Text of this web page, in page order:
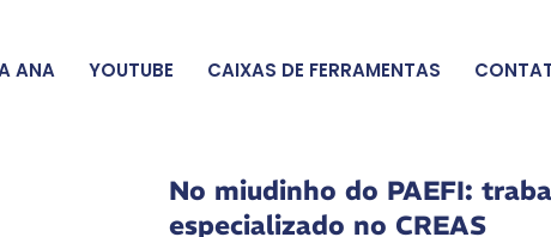
ANA YOUTUBE CAIXAS DE FERRAMENTAS
No miudinho do PAEFI:
especializado no CREAS